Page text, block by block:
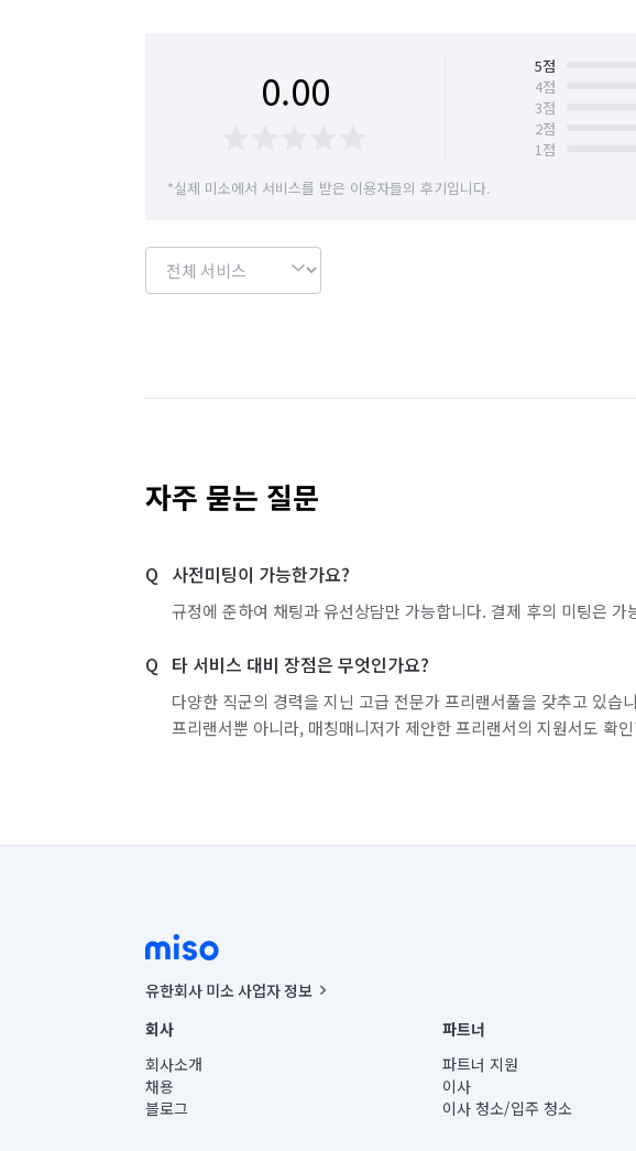
충북 진천군
0.00 5점
4점
3점
2점
1점
*실제 미소에서 서비스를 받은 이용자들의 후기입니다.
자주 묻는 질문
사전미팅이 가능한가요?
규정에 준하여 채팅과 유선상담만 가능합니다. 결제 후의 미팅은 가
타 서비스 대비 장점은 무엇인가요?
다양한 직군의 경력을 지닌 고급 전문가 프리랜서풀을 갖추고 있습
프리랜서뿐 아니라, 매칭매니저가 제안한 프리랜서의 지원서도 확
유한회사 미소 사업자 정보
사업자등록번호 : 291-87-00271 | 인허가번호 : 2016-3220163-14-5-00019 |
통신판매신고번호 : 2024-서울종로-1400(공정거래위원회 정보) |
대표이사 : CHING VICTOR COLUMBIA RHEE
주소 | 본사: 서울특별시 종로구 율곡로 6(중학동, 트윈트리빌딩) B동 5층
컨택센터 : 서울특별시 종로구 수송동 율곡로 24, 7층, 8층 미소
회사
회사소개
채용
블로그
파트너
파트너 지원
이사
이사 청소/입주 청소